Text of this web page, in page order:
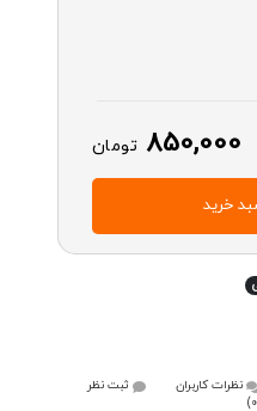
850,000 تومان
خرید
نظرات کاربران
ثبت نظر